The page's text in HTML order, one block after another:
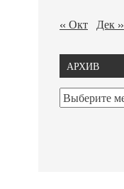
« Окт Дек »
АРХИВ